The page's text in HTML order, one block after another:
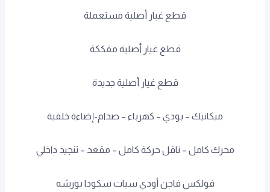
قطع غيار أصلية مستعملة
قطع غيار أصلية مفككة
قطع غيار أصلية جديدة
ميكانيك – بودي – كهرباء – صدام-إضاءة خلفية
محرك كامل – ناقل حركة كامل – مقعد – تنجيد داخلي
فولكس فاجن أودي سيات سكودا بورشه